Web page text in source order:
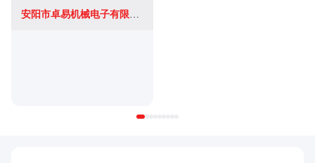
安阳市卓易机械电子有限公司